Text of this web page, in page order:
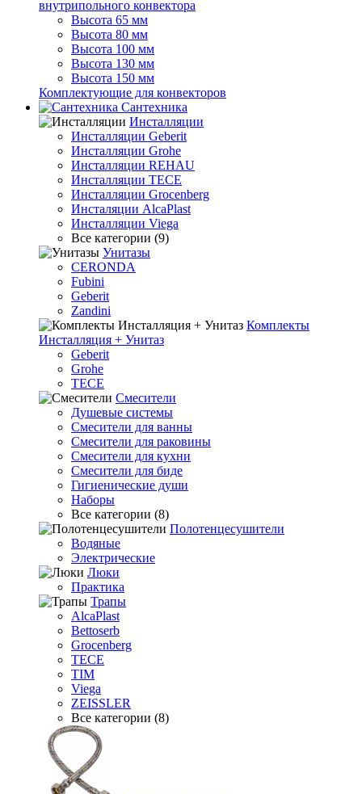
внутрипольного конвектора
Высота 65 мм
Высота 80 мм
Высота 100 мм
Высота 130 мм
Высота 150 мм
Комплектующие для конвекторов
Сантехника
Инсталляции
Инсталляции Geberit
Инсталляции Grohe
Инсталляции REHAU
Инсталляции TECE
Инсталляции Grocenberg
Инсталяции AlcaPlast
Инсталляции Viega
Все категории (9)
Унитазы
CERONDA
Fubini
Geberit
Zandini
Комплекты
Инсталляция + Унитаз
Geberit
Grohe
TECE
Смесители
Душевые системы
Смесители для ванны
Смесители для раковины
Смесители для кухни
Смесители для биде
Гигиенические души
Наборы
Все категории (8)
Полотенцесушители
Водяные
Электрические
Люки
Практика
Трапы
AlcaPlast
Bettoserb
Grocenberg
TECE
TIM
Viega
ZEISSLER
Все категории (8)